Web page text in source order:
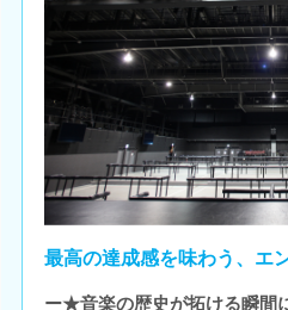
最高の達成感を味わう、エ
ー★音楽の歴史が拓ける瞬間